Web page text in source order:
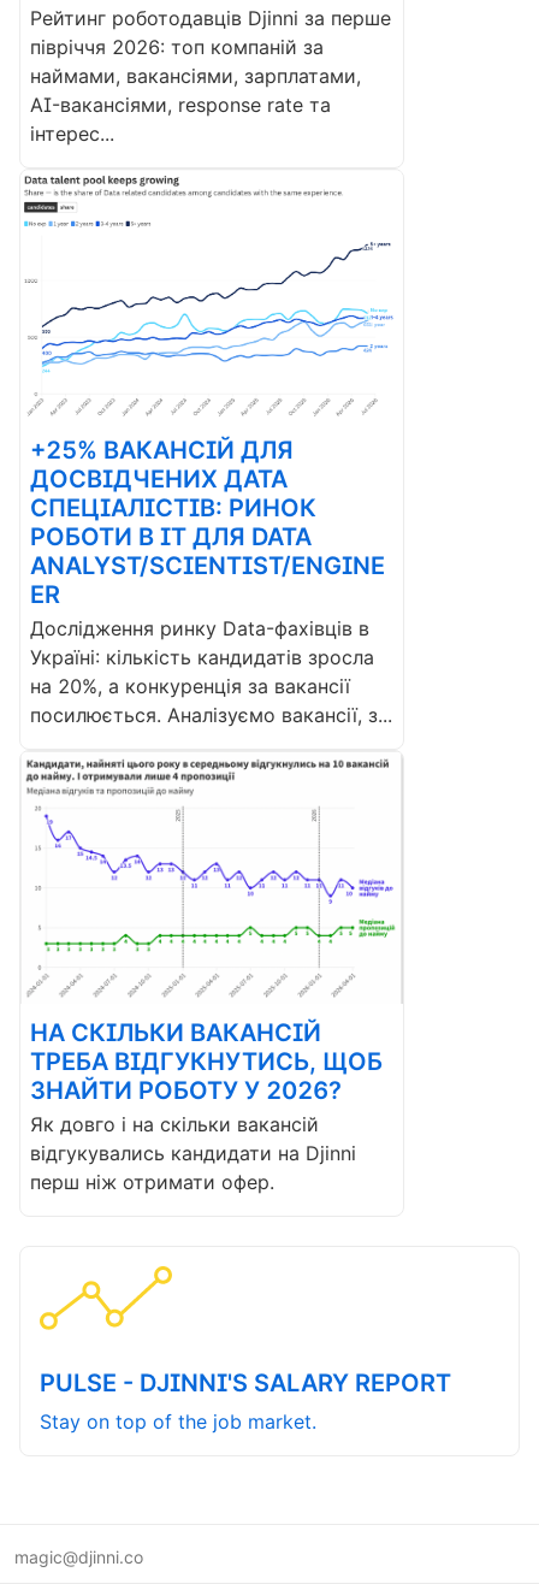
Рейтинг роботодавців Djinni за перше
півріччя 2026: топ компаній за
наймами, вакансіями, зарплатами,
AI-вакансіями, response rate та
інтерес...
+25% ВАКАНСІЙ ДЛЯ
ДОСВІДЧЕНИХ ДАТА
СПЕЦІАЛІСТІВ: РИНОК
РОБОТИ В ІТ ДЛЯ DATA
ANALYST/SCIENTIST/ENGINE
ER
Дослідження ринку Data-фахівців в
Україні: кількість кандидатів зросла
на 20%, а конкуренція за вакансії
посилюється. Аналізуємо вакансії, з...
НА СКІЛЬКИ ВАКАНСІЙ
ТРЕБА ВІДГУКНУТИСЬ, ЩОБ
ЗНАЙТИ РОБОТУ У 2026?
Як довго і на скільки вакансій
відгукувались кандидати на Djinni
перш ніж отримати офер.
PULSE - DJINNI'S SALARY REPORT
Stay on top of the job market.
magic@djinni.co